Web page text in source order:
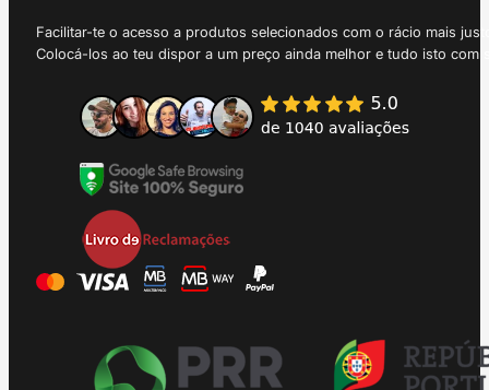
Facilitar-te o acesso a produtos selecionados com o rácio mais
Colocá-los ao teu dispor a um preço ainda melhor e tudo isto